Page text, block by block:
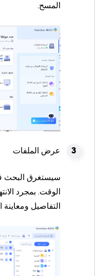
المسح.
عرض الملفات
سيستغرق البحث
الوقت. بمجرد
التفاصيل